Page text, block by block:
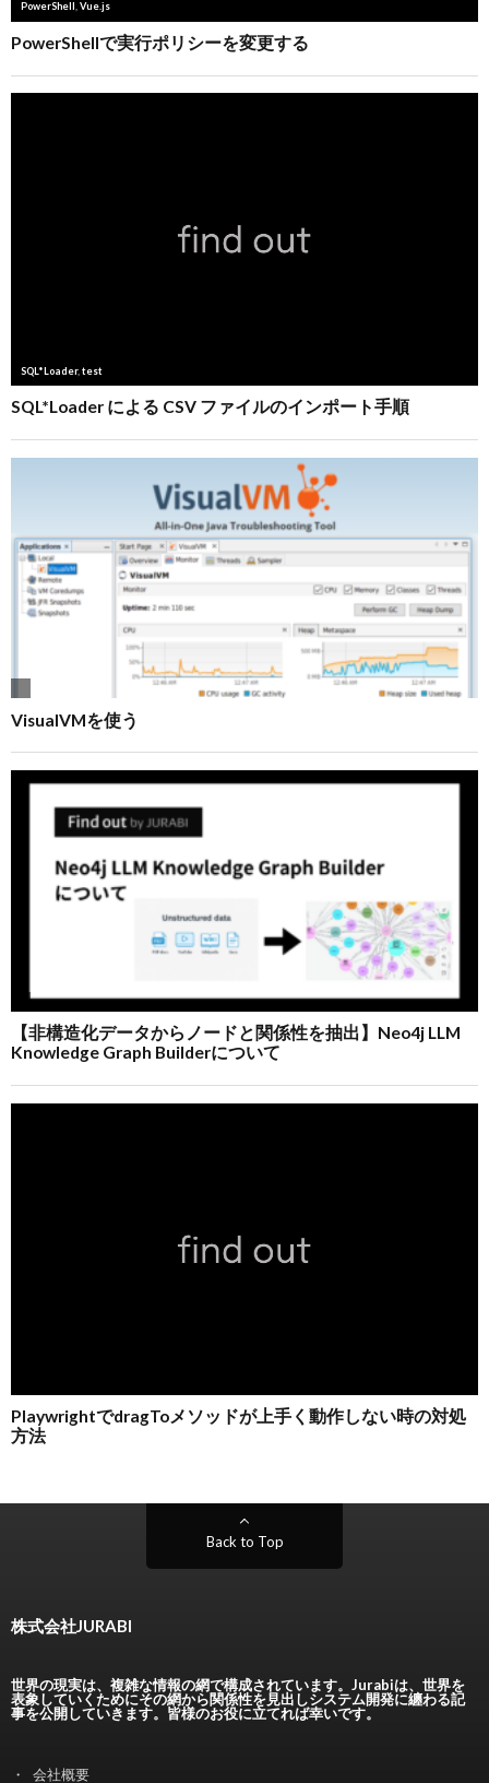
Back to Top
株式会社JURABI
世界の現実は、複雑な情報の網で構成されています。Jurabiは、世界を
表象していくためにその網から関係性を見出しシステム開発に纏わる記
事を公開していきます。皆様のお役に立てれば幸いです。
会社概要